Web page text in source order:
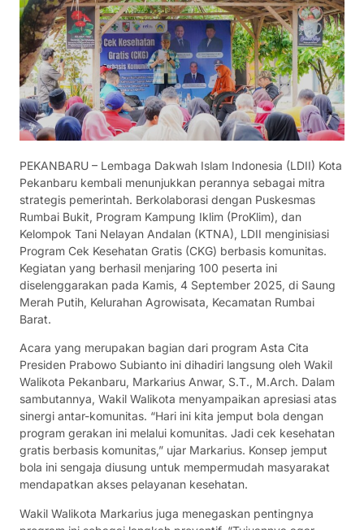
PEKANBARU – Lembaga Dakwah Islam Indonesia (LDII) Kota
Pekanbaru kembali menunjukkan perannya sebagai mitra
strategis pemerintah. Berkolaborasi dengan Puskesmas
Rumbai Bukit, Program Kampung Iklim (ProKlim), dan
Kelompok Tani Nelayan Andalan (KTNA), LDII menginisiasi
Program Cek Kesehatan Gratis (CKG) berbasis komunitas.
Kegiatan yang berhasil menjaring 100 peserta ini
diselenggarakan pada Kamis, 4 September 2025, di Saung
Merah Putih, Kelurahan Agrowisata, Kecamatan Rumbai
Barat.
Acara yang merupakan bagian dari program Asta Cita
Presiden Prabowo Subianto ini dihadiri langsung oleh Wakil
Walikota Pekanbaru, Markarius Anwar, S.T., M.Arch. Dalam
sambutannya, Wakil Walikota menyampaikan apresiasi atas
sinergi antar-komunitas. “Hari ini kita jemput bola dengan
program gerakan ini melalui komunitas. Jadi cek kesehatan
gratis berbasis komunitas,” ujar Markarius. Konsep jemput
bola ini sengaja diusung untuk mempermudah masyarakat
mendapatkan akses pelayanan kesehatan.
Wakil Walikota Markarius juga menegaskan pentingnya